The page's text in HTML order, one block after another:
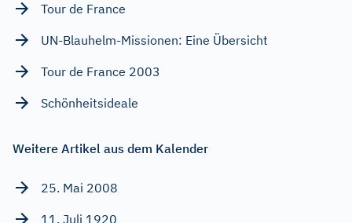
Tour de France
UN-Blauhelm-Missionen: Eine Übersicht
Tour de France 2003
Schönheitsideale
Weitere Artikel aus dem Kalender
25. Mai 2008
11. Juli 1920